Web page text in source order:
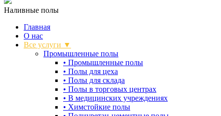
Наливные полы
Главная
О нас
Все услуги ▼
Промышленные полы
• Промышленные полы
• Полы для цеха
• Полы для склада
• Полы в торговых центрах
• В медицинских учреждениях
• Химстойкие полы